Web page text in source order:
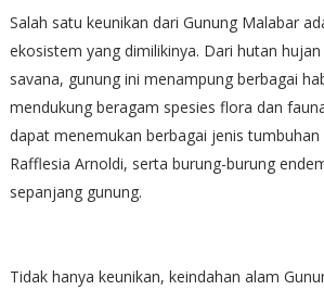
Salah satu keunikan dari Gunung Malabar
ekosistem yang dimilikinya. Dari hutan
savana, gunung ini menampung berbagai
mendukung beragam spesies flora dan
dapat menemukan berbagai jenis tumbuhan
Rafflesia Arnoldi, serta burung-burung
sepanjang gunung.
Tidak hanya keunikan, keindahan alam